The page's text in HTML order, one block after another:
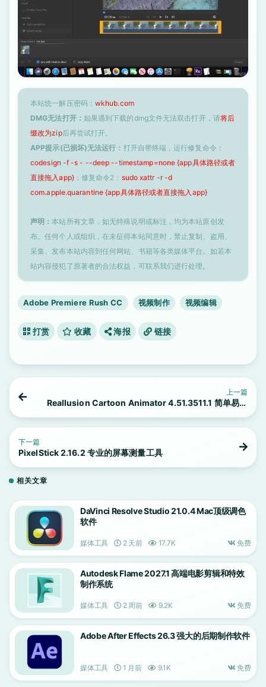
本站统一解压密码： wkhub.com
DMG无法打开： 如果遇到下载的dmg文件无法双击打开，请将后
缀改为zip后再尝试打开。
APP提示(已损坏)无法运行： 打开自带终端，运行修复命令：
codesign -f -s - --deep --timestamp=none {app具体路径或者
直接拖入app}；修复命令2： sudo xattr -r -d
com.apple.quarantine {app具体路径或者直接拖入app}
声明：本站所有文章，如无特殊说明或标注，均为本站原创发
布。任何个人或组织，在未征得本站同意时，禁止复制、盗用、
采集、发布本站内容到任何网站、书籍等各类媒体平台。如若本
站内容侵犯了原著者的合法权益，可联系我们进行处理。
Adobe Premiere Rush CC 视频制作 视频编辑
打赏 收藏 海报 链接
上一篇
Reallusion Cartoon Animator 4.51.3511.1 简单易用
下一篇
PixelStick 2.16.2 专业的屏幕测量工具
相关文章
DaVinci Resolve Studio 21.0.4 Mac顶级调色
软件
媒体工具 2 天前 17.7K 免费
Autodesk Flame 2027.1 高端电影剪辑和特效
制作系统
媒体工具 2 周前 9.2K 免费
Adobe After Effects 26.3 强大的后期制作软件
媒体工具 1 月前 9.1K 免费